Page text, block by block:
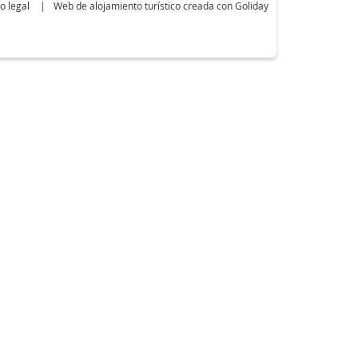
legal Web de alojamiento turístico creada con Goliday